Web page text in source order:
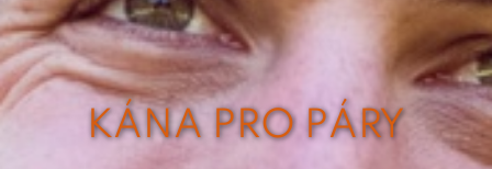
KÁNA PRO PÁRY